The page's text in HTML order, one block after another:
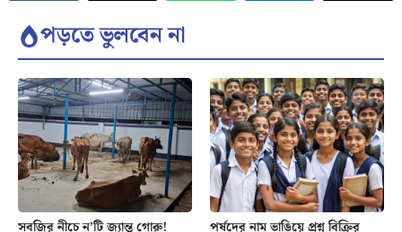
পড়তে ভুলবেন না
সবজির নীচে ন’টি জ্যান্ত গোরু! পর্ষদের নাম ভাঙিয়ে প্রশ্ন বিক্রির